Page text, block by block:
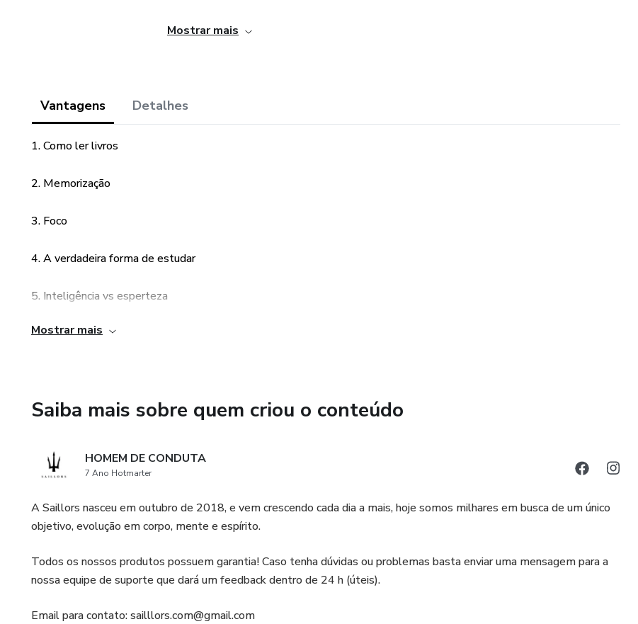
auxiliam nos estudos , sempre me serviu como um guia, creio
Mostrar mais
Vantagens Detalhes
1. Como ler livros
2. Memorização
3. Foco
4. A verdadeira forma de estudar
5. Inteligência vs esperteza
6. Benefícios da leitura em voz alta
Mostrar mais
Saiba mais sobre quem criou o conteúdo
HOMEM DE CONDUTA
7 Ano Hotmarter
A Saillors nasceu em outubro de 2018, e vem crescendo cada dia a mais, hoje somos milhares em busca de um único
objetivo, evolução em corpo, mente e espírito.
Todos os nossos produtos possuem garantia! Caso tenha dúvidas ou problemas basta enviar uma mensagem para a
nossa equipe de suporte que dará um feedback dentro de 24 h (úteis).
Email para contato: sailllors.com@gmail.com